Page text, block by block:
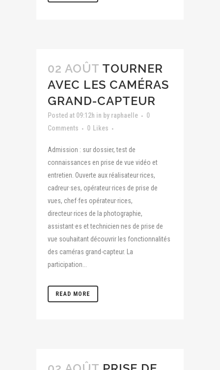
02 AOÛT TOURNER
AVEC LES CAMÉRAS
GRAND-CAPTEUR
Posted at 09:12h in by raphaelle
0
Comments
0 Likes
Admission : sur dossier, test de
connaissances en prise de vue vidéo et
entretien. Ouverte aux réalisateur·rices,
cadreur·ses, opérateur·rices de prise de
vues, chef·fes opérateur·rices,
directeur·rices de la photographie,
assistant·es et technicien·nes de prise de
vue souhaitant découvrir les fonctionnalités
des caméras grand-capteur. La
participation...
READ MORE